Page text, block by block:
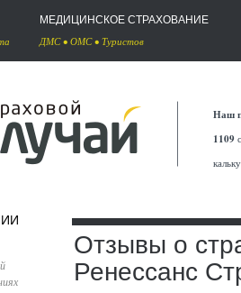
МЕДИЦИНСКОЕ СТРАХОВАНИЕ
ДМС• ОМС• Туристов
Наш
1109
Отзывы о
Ренессанс